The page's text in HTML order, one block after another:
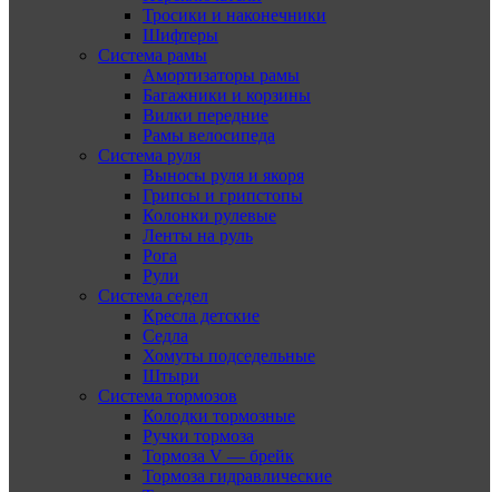
Тросики и наконечники
Шифтеры
Система рамы
Амортизаторы рамы
Багажники и корзины
Вилки передние
Рамы велосипеда
Система руля
Выносы руля и якоря
Грипсы и грипстопы
Колонки рулевые
Ленты на руль
Рога
Рули
Система седел
Кресла детские
Седла
Хомуты подседельные
Штыри
Система тормозов
Колодки тормозные
Ручки тормоза
Тормоза V — брейк
Тормоза гидравлические